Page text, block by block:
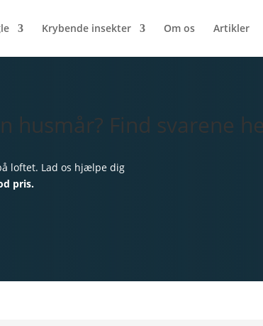
Krybende insekter Om os Artikler
husmår? Find svarene
loftet. Lad os hjælpe dig
pris.